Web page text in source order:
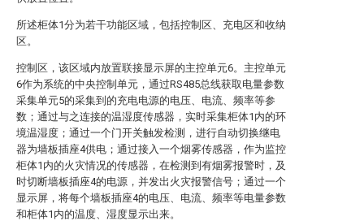
所述柜体1分为若干功能区域，包括控制区、充电区和收纳
区。
控制区，该区域内放置联接显示屏的主控单元6。主控单元
6作为系统的中央控制单元，通过RS485总线获取电量参数
采集单元5的采集到的充电电源的电压、电流、频率等参
数；通过与之连接的温湿度传感器，实时采集柜体1内的环
境温湿度；通过一个门开关触发检测，进行自动切换继电
器为墙板插座4供电；通过接入一个烟雾传感器，作为监控
柜体1内的火灾情况的传感器，在检测到有烟雾报警时，及
时切断墙板插座4的电源，并发出火灾报警信号；通过一个
显示屏，将每个墙板插座4的电压、电流、频率等电量参数
和柜体1内的温度、湿度显示出来。